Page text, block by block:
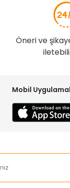
Öneri ve
Mobil